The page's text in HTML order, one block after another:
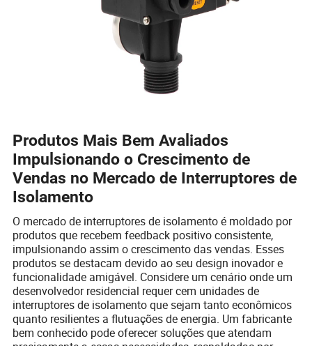
Produtos Mais Bem Avaliados
Impulsionando o Crescimento de
Vendas no Mercado de Interruptores de
Isolamento
O mercado de interruptores de isolamento é moldado por
produtos que recebem feedback positivo consistente,
impulsionando assim o crescimento das vendas. Esses
produtos se destacam devido ao seu design inovador e
funcionalidade amigável. Considere um cenário onde um
desenvolvedor residencial requer cem unidades de
interruptores de isolamento que sejam tanto econômicos
quanto resilientes a flutuações de energia. Um fabricante
bem conhecido pode oferecer soluções que atendam